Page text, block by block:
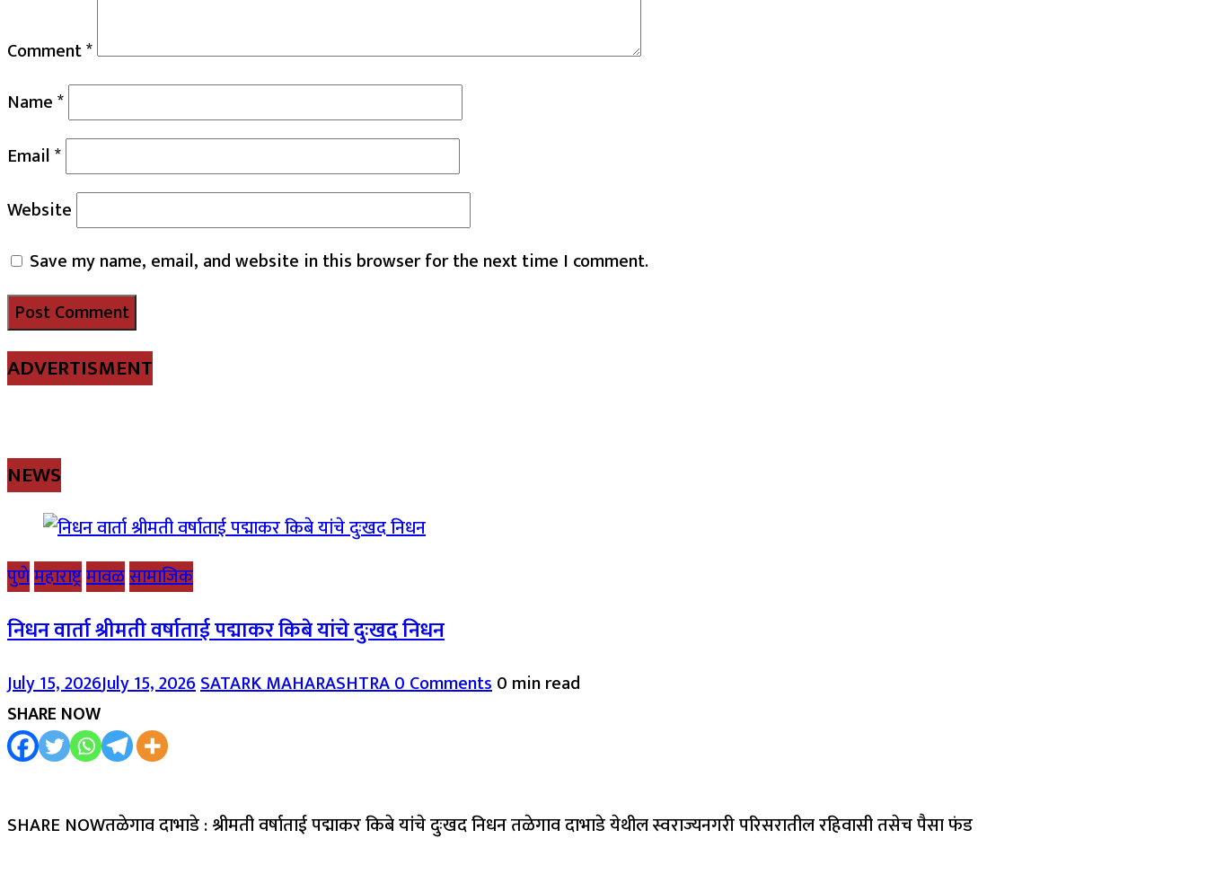
Comment*
Name*
Email*
Website
Save my name, email, and website in this browser for the next time I comment.
ADVERTISMENT
NEWS
पुणेमहाराष्ट्रमावळसामाजिक
निधन वार्ता श्रीमती वर्षाताई पद्माकर किबे यांचे दुःखद निधन
July 15, 2026July 15, 2026SATARK MAHARASHTRA0 Comments0 min read
SHARE NOW
SHARE NOWतळेगाव दाभाडे : श्रीमती वर्षाताई पद्माकर किबे यांचे दुःखद निधन तळेगाव दाभाडे येथील स्वराज्यनगरी परिसरातील रहिवासी तसेच पैसा फंड